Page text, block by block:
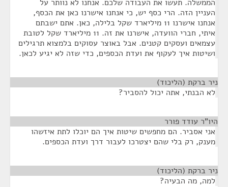
הממשלה. תעשו את העבודה שלכם. אנחנו לא נוותר על
העניין הזה. הרי כסף יש, כי אנחנו אישרנו כאן את הכסף,
אנחנו אישרנו 11 מיליארד שקל בלילה, כאן. אתם ישבתם
איתי, חברי הוועדה, אישרנו את זה. 11 מיליארד שקל לטובת
עצמאים ועסקים קטנים. אבל באוצר עסוקים בלמצוא תרגילים
ושיטות איך לעקוף את ועדת הכספים, כדי שזה לא יגיע לכאן.
ניר ברקת (הליכוד)
לא הבנתי, אתה יכול להסביר?
היו"ר עודד פורר
אני אסביר. הם מחפשים שיטות איך הם יוכלו לתת איזשהו
מענק, רק בלי שהם יצטרכו לעבור דרך ועדת הכספים.
ניר ברקת (הליכוד)
למה, מה הבעיה?